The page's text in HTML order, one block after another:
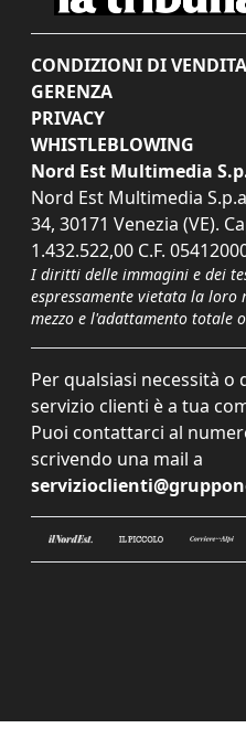
CONDIZIONI DI VENDITA
GERENZA
PRIVACY
WHISTLEBLOWING
Nord Est Multimedia
Nord Est Multimedia
34, 30171 Venezia (VE).
1.432.522,00 C.F.
I diritti delle immagini e dei
espressamente vietata la loro
mezzo e l'adattamento totale
Per qualsiasi necessità
servizio clienti è a tua
Puoi contattarci al
scrivendo una mail a